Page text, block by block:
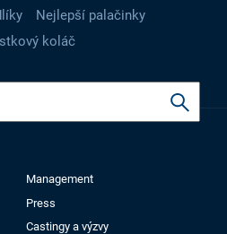
Nejlepší palačinky
koláč
Management
Press
Castingy a výzvy